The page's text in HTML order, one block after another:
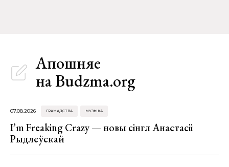
Апошняе
на Budzma.org
07.08.2026 ГРАМАДСТВА МУЗЫКА
I’m Freaking Crazy — новы сінгл Анастасіі
Рыдлеўскай